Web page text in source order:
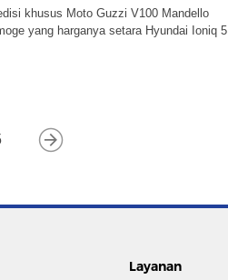
khusus Moto Guzzi V100 Mandello
yang harganya setara Hyundai Ioniq 5
Layanan